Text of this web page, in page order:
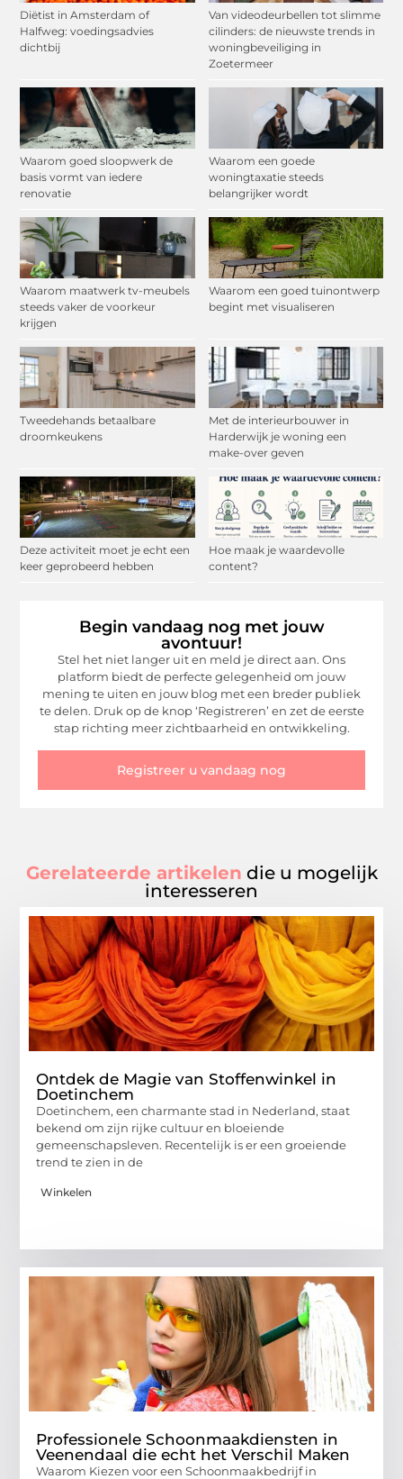
Diëtist in Amsterdam of
Halfweg: voedingsadvies
dichtbij
Van videodeurbellen tot slimme
cilinders: de nieuwste trends in
woningbeveiliging in
Zoetermeer
Waarom goed sloopwerk de
basis vormt van iedere
renovatie
Waarom een goede
woningtaxatie steeds
belangrijker wordt
Waarom maatwerk tv-meubels
steeds vaker de voorkeur
krijgen
Waarom een goed tuinontwerp
begint met visualiseren
Tweedehands betaalbare
droomkeukens
Met de interieurbouwer in
Harderwijk je woning een
make-over geven
Deze activiteit moet je echt een
keer geprobeerd hebben
Hoe maak je waardevolle
content?
Begin vandaag nog met jouw
avontuur!
Stel het niet langer uit en meld je direct aan. Ons
platform biedt de perfecte gelegenheid om jouw
mening te uiten en jouw blog met een breder publiek
te delen. Druk op de knop ‘Registreren’ en zet de eerste
stap richting meer zichtbaarheid en ontwikkeling.
Registreer u vandaag nog
Gerelateerde artikelen die u mogelijk
interesseren
Ontdek de Magie van Stoffenwinkel in
Doetinchem
Doetinchem, een charmante stad in Nederland, staat
bekend om zijn rijke cultuur en bloeiende
gemeenschapsleven. Recentelijk is er een groeiende
trend te zien in de
Winkelen
Professionele Schoonmaakdiensten in
Veenendaal die echt het Verschil Maken
Waarom Kiezen voor een Schoonmaakbedrijf in